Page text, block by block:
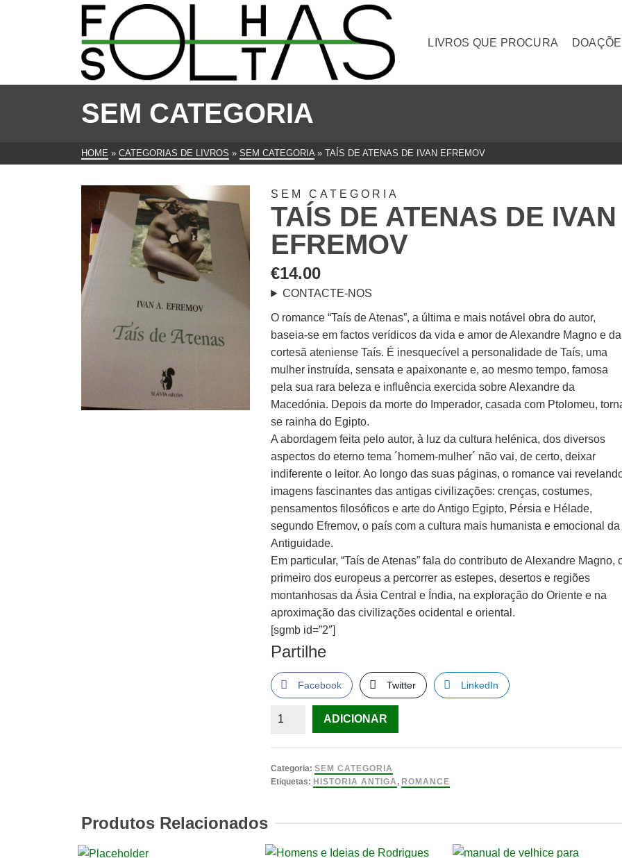
LIVROS QUE PROCURA
SEM CATEGORIA
HOME » CATEGORIAS DE LIVROS » SEM CATEGORIA » TAÍS DE ATENAS DE IVAN EFREMOV
SEM CATEGORIA
TAÍS DE ATENAS DE IVAN
EFREMOV
€14.00
CONTACTE-NOS
O romance “Taís de Atenas”, a última e mais notável obra do autor,
baseia-se em factos verídicos da vida e amor de Alexandre Magno e da
cortesã ateniense Taís. É inesquecível a personalidade de Taís, uma
mulher instruída, sensata e apaixonante e, ao mesmo tempo, famosa
pela sua rara beleza e influência exercida sobre Alexandre da
Macedónia. Depois da morte do Imperador, casada com Ptolomeu,
se rainha do Egipto.
A abordagem feita pelo autor, à luz da cultura helénica, dos diversos
aspectos do eterno tema ´homem-mulher´ não vai, de certo, deixar
indiferente o leitor. Ao longo das suas páginas, o romance vai
imagens fascinantes das antigas civilizações: crenças, costumes,
pensamentos filosóficos e arte do Antigo Egipto, Pérsia e Hélade,
segundo Efremov, o país com a cultura mais humanista e emocional da
Antiguidade.
Em particular, “Taís de Atenas” fala do contributo de Alexandre Magno,
primeiro dos europeus a percorrer as estepes, desertos e regiões
montanhosas da Ásia Central e Índia, na exploração do Oriente e na
aproximação das civilizações ocidental e oriental.
[sgmb id=”2″]
Partilhe
Facebook Twitter LinkedIn
Quantidade
de
Atenas
ADICIONAR
Categoria:SEM CATEGORIA
Etiquetas: HISTORIA ANTIGA , ROMANCE
Produtos Relacionados